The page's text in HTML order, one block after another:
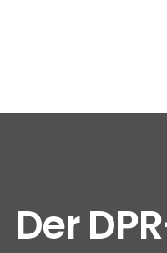
Der